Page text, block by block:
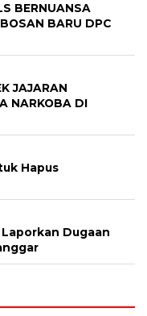
BERNUANSA
BARU DPC
JAJARAN
NARKOBA DI
Hapus
Dugaan